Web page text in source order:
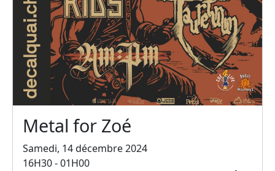
Metal for Zoé
Samedi, 14 décembre 2024
16H30 - 01H00